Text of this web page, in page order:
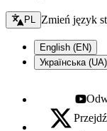
Zmień język - bieżący:
PL Zmień język
English (EN)
Українська (UA)
Youtube
X - otwiera się